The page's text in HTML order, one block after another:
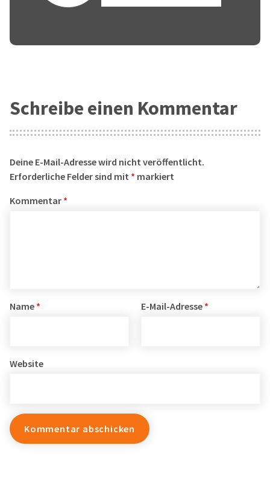
Schreibe einen Kommentar
Deine E-Mail-Adresse wird nicht veröffentlicht.
Erforderliche Felder sind mit * markiert
Kommentar *
Name * E-Mail-Adresse *
Website